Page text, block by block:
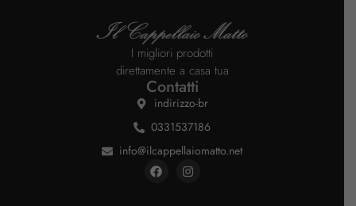
I migliori prodotti
direttamente a casa tua
Contatti
indirizzo-br
0331537186
info@ilcappellaiomatto.net